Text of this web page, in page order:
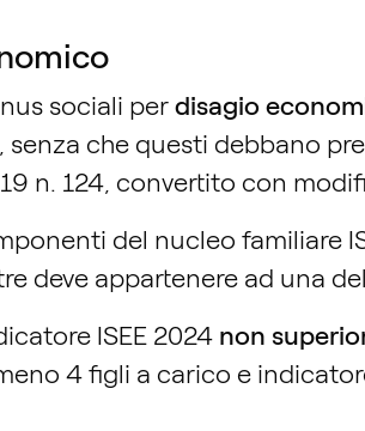
sociali perdisagio
che questi debbano
n. 124, convertito con
del nucleo
deve appartenere ad una
ISEE 2024 non
4 figli a carico e